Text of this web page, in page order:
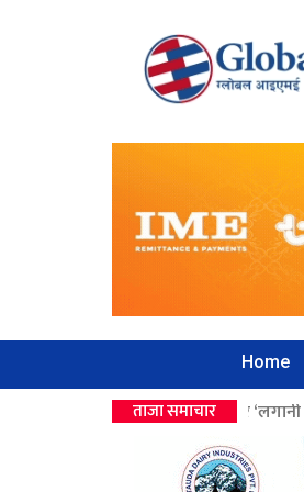
Home
ताजा समाचार
उपहार ‘लगानी बोर्डको सीईओ’ >>